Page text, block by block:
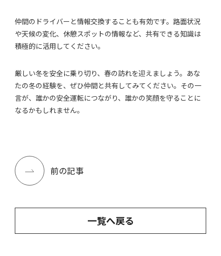
仲間のドライバーと情報交換することも有効です。路面状況
や天候の変化、休憩スポットの情報など、共有できる知識は
積極的に活用してください。
厳しい冬を安全に乗り切り、春の訪れを迎えましょう。あな
たの冬の経験を、ぜひ仲間と共有してみてください。その一
言が、誰かの安全運転につながり、誰かの笑顔を守ることに
なるかもしれません。
前の記事
一覧へ戻る